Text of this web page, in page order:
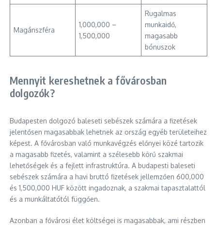
Magánszféra
1,000,000 –
1,500,000
Rugalmas
munkaidő,
magasabb
bónuszok
Mennyit kereshetnek a fővárosban
dolgozók?
Budapesten dolgozó baleseti sebészek számára a fizetések
jelentősen magasabbak lehetnek az ország egyéb területeihez
képest. A fővárosban való munkavégzés előnyei közé tartozik
a magasabb fizetés, valamint a szélesebb körű szakmai
lehetőségek és a fejlett infrastruktúra. A budapesti baleseti
sebészek számára a havi bruttó fizetések jellemzően 600,000
és 1,500,000 HUF között ingadoznak, a szakmai tapasztalattól
és a munkáltatótól függően.
Azonban a fővárosi élet költségei is magasabbak, ami részben